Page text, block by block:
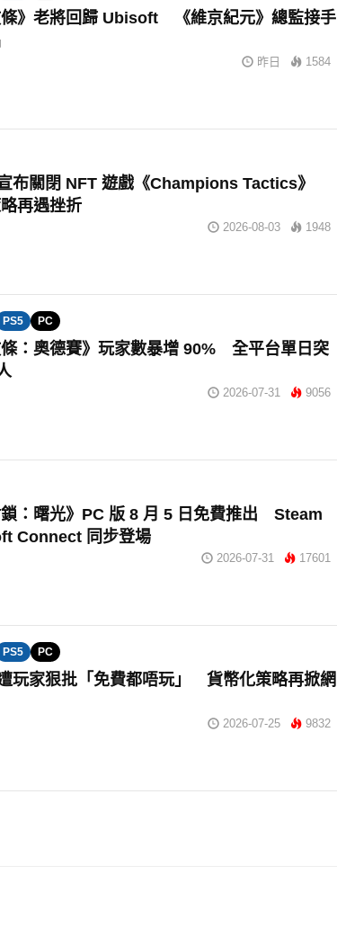
》老將回歸 Ubisoft 《維京紀元》總監接手
昨日 1584
布關閉 NFT 遊戲《Champions Tactics》
再遇挫折
2026-08-03 1948
PS5 PC
：奧德賽》玩家數暴增 90% 全平台單日突
2026-07-31 9056
：曙光》PC 版 8 月 5 日免費推出 Steam
Connect 同步登場
2026-07-31 17601
PS5 PC
玩家狠批「免費都唔玩」 貨幣化策略再掀網
2026-07-25 9832